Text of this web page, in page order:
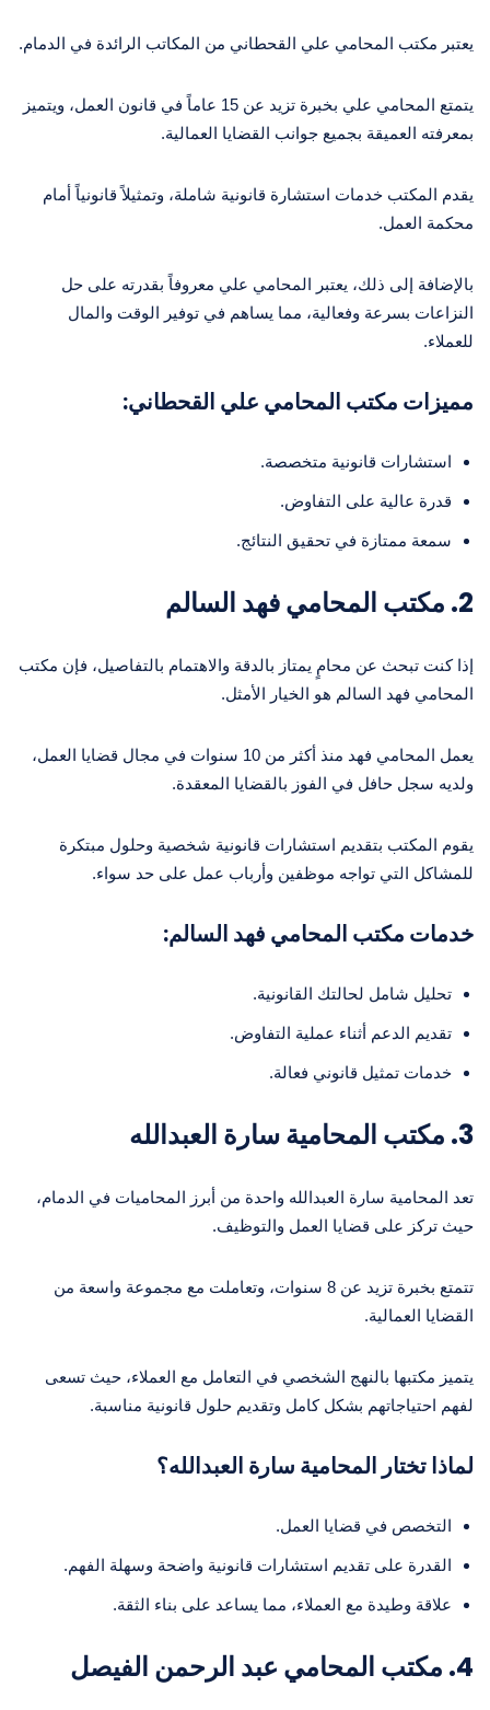
يعتبر مكتب المحامي علي القحطاني من المكاتب الرائدة في الدمام.
يتمتع المحامي علي بخبرة تزيد عن 15 عاماً في قانون العمل، ويتميز
بمعرفته العميقة بجميع جوانب القضايا العمالية.
يقدم المكتب خدمات استشارة قانونية شاملة، وتمثيلاً قانونياً أمام
محكمة العمل.
بالإضافة إلى ذلك، يعتبر المحامي علي معروفاً بقدرته على حل
النزاعات بسرعة وفعالية، مما يساهم في توفير الوقت والمال
للعملاء.
مميزات مكتب المحامي علي القحطاني:
استشارات قانونية متخصصة.
قدرة عالية على التفاوض.
سمعة ممتازة في تحقيق النتائج.
2. مكتب المحامي فهد السالم
إذا كنت تبحث عن محامٍ يمتاز بالدقة والاهتمام بالتفاصيل، فإن مكتب
المحامي فهد السالم هو الخيار الأمثل.
يعمل المحامي فهد منذ أكثر من 10 سنوات في مجال قضايا العمل،
ولديه سجل حافل في الفوز بالقضايا المعقدة.
يقوم المكتب بتقديم استشارات قانونية شخصية وحلول مبتكرة
للمشاكل التي تواجه موظفين وأرباب عمل على حد سواء.
خدمات مكتب المحامي فهد السالم:
تحليل شامل لحالتك القانونية.
تقديم الدعم أثناء عملية التفاوض.
خدمات تمثيل قانوني فعالة.
3. مكتب المحامية سارة العبدالله
تعد المحامية سارة العبدالله واحدة من أبرز المحاميات في الدمام،
حيث تركز على قضايا العمل والتوظيف.
تتمتع بخبرة تزيد عن 8 سنوات، وتعاملت مع مجموعة واسعة من
القضايا العمالية.
يتميز مكتبها بالنهج الشخصي في التعامل مع العملاء، حيث تسعى
لفهم احتياجاتهم بشكل كامل وتقديم حلول قانونية مناسبة.
لماذا تختار المحامية سارة العبدالله؟
التخصص في قضايا العمل.
القدرة على تقديم استشارات قانونية واضحة وسهلة الفهم.
علاقة وطيدة مع العملاء، مما يساعد على بناء الثقة.
4. مكتب المحامي عبد الرحمن الفيصل